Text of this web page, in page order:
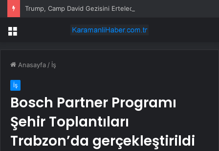
Trump, Camp David Gezisini Erteledi
Menü
Anasayfa / İş
İş
Bosch Partner Programı
Şehir Toplantıları
Trabzon’da gerçekleştirildi